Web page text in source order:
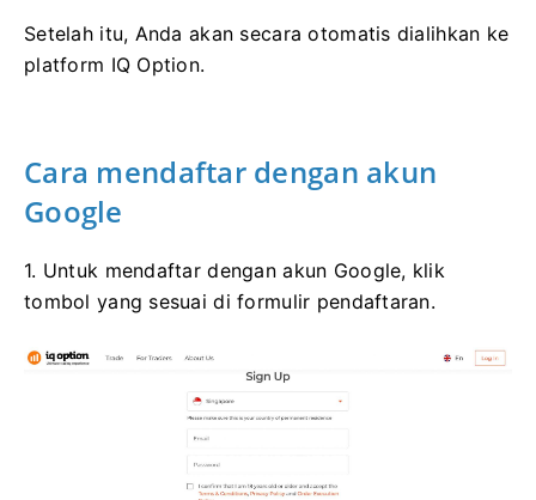
Setelah itu, Anda akan secara otomatis dialihkan ke
platform IQ Option.
Cara mendaftar dengan akun
Google
1. Untuk mendaftar dengan akun Google, klik
tombol yang sesuai di formulir pendaftaran.